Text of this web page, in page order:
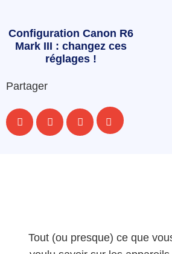
Configuration Canon R6
Mark III : changez ces
réglages !
Partager
Tout (ou presque) ce que